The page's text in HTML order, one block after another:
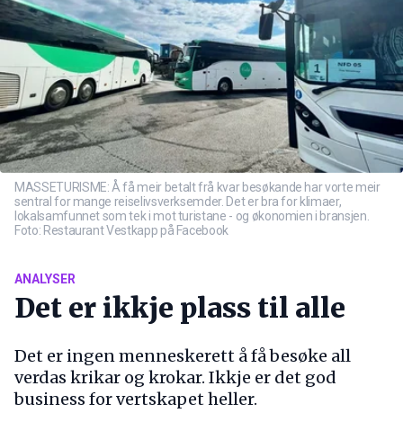
MASSETURISME: Å få meir betalt frå kvar besøkande har vorte meir
sentral for mange reiselivsverksemder. Det er bra for klimaer,
lokalsamfunnet som tek i mot turistane - og økonomien i bransjen.
Foto: Restaurant Vestkapp på Facebook
ANALYSER
Det er ikkje plass til alle
Det er ingen menneskerett å få besøke all
verdas krikar og krokar. Ikkje er det god
business for vertskapet heller.